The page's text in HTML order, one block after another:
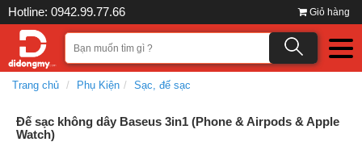
Hotline: 0942.99.77.66 Giỏ hàng
Trang chủ Phụ Kiện Sạc, đế sạc
Đế sạc không dây Baseus 3in1 (Phone & Airpods & Apple
Watch)